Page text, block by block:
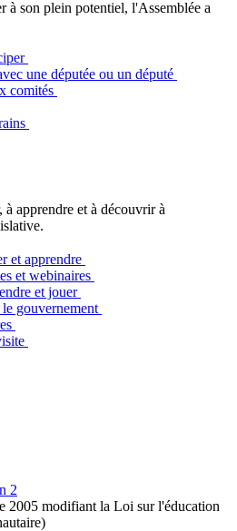
à son plein potentiel, l'Assemblée a
une députée ou un député
comités
apprendre et à découvrir à
et apprendre
et webinaires
et jouer
gouvernement
2
2005 modifiant la Loi sur l'éducation